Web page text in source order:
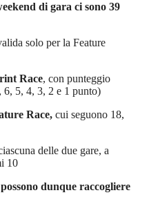
di gara ci sono 39
solo per la Feature
Race, con punteggio
6, 5, 4, 3, 2 e 1 punto)
Race, cui seguono 18,
delle due gare, a
10
dunque raccogliere